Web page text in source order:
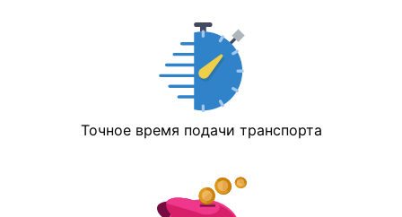
Точное время подачи транспорта